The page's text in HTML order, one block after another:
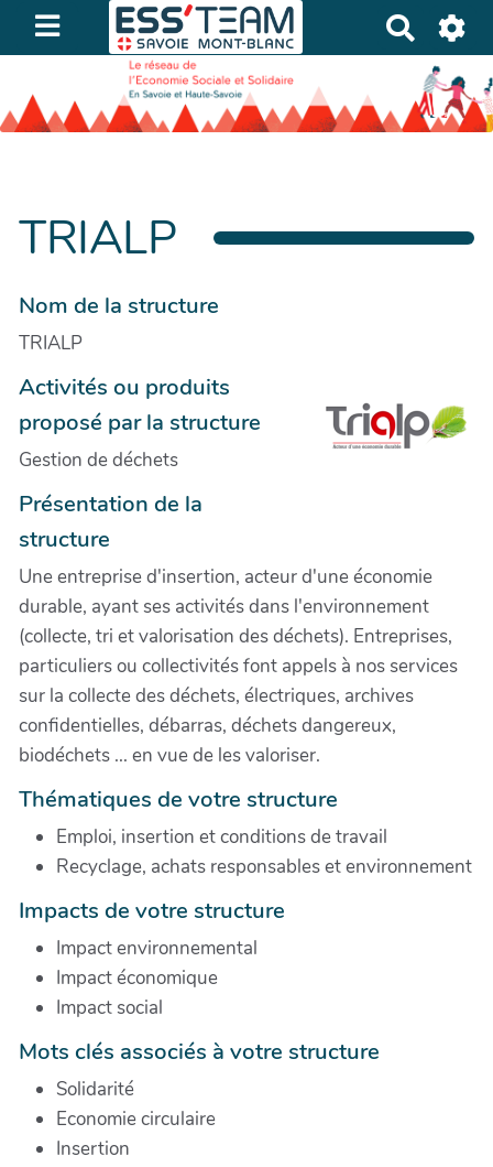
e
c
h
e
e
TRIALP
Nom de la structure
TRIALP
Activités ou produits
proposé par la structure
Gestion de déchets
Présentation de la
structure
Une entreprise d'insertion, acteur d'une économie
durable, ayant ses activités dans l'environnement
(collecte, tri et valorisation des déchets). Entreprises,
particuliers ou collectivités font appels à nos services
sur la collecte des déchets, électriques, archives
confidentielles, débarras, déchets dangereux,
biodéchets ... en vue de les valoriser.
Thématiques de votre structure
Emploi, insertion et conditions de travail
Recyclage, achats responsables et environnement
Impacts de votre structure
Impact environnemental
Impact économique
Impact social
Mots clés associés à votre structure
Solidarité
Economie circulaire
Insertion